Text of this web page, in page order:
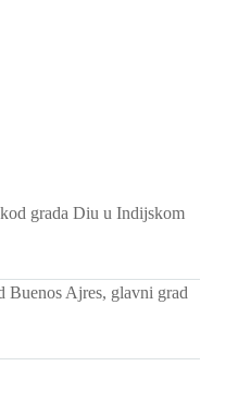
grada Diu u Indijskom
Buenos Ajres, glavni grad